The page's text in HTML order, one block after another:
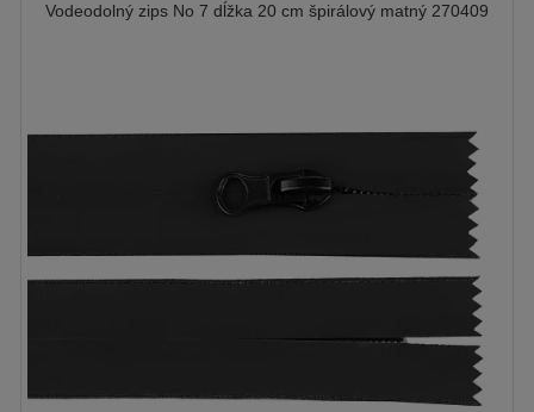
Vodeodolný zips No 7 dĺžka 20 cm špirálový matný 270409